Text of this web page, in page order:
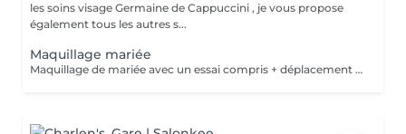
les soins visage Germaine de Cappuccini , je vous propose
également tous les autres s...
Maquillage mariée
Maquillage de mariée avec un essai compris + déplacement le jour du mariage.